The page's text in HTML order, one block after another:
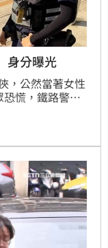
身分曝光
，公然當著女性
慌，鐵路警察
，全案依妨害